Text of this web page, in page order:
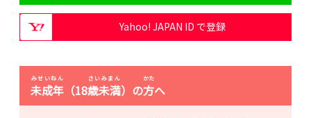
Yahoo! JAPAN ID で登録
未成年
みせいねん
（18歳未満
さいみまん
）の方
かた
へ